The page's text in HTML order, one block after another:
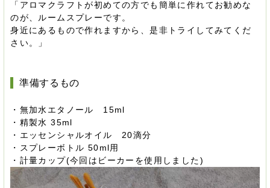
「アロマクラフトが初めての方でも簡単に作れてお勧めな
のが、ルームスプレーです。
身近にあるもので作れますから、是非トライしてみてくだ
さい。」
準備するもの
・無加水エタノール 15ml
・精製水 35ml
・エッセンシャルオイル 20滴分
・スプレーボトル 50ml用
・計量カップ(今回はビーカーを使用しました)